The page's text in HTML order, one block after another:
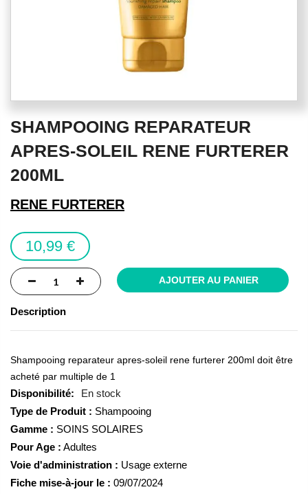
to
beginning
of
images
SHAMPOOING REPARATEUR
APRES-SOLEIL RENE FURTERER
200ML
RENE FURTERER
10,99 €
AJOUTER AU PANIER
Description
Shampooing reparateur apres-soleil rene furterer 200ml doit être
acheté par multiple de 1
En stock
Type de Produit : Shampooing
Gamme : SOINS SOLAIRES
Pour Age : Adultes
Voie d'administration : Usage externe
Fiche mise-à-jour le : 09/07/2024